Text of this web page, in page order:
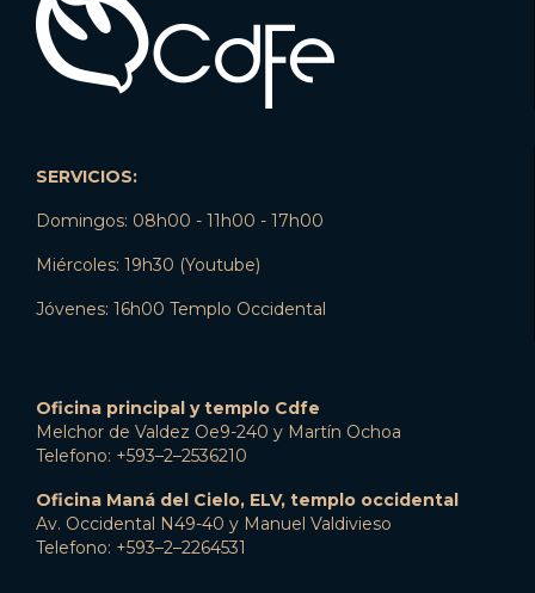
SERVICIOS:
Domingos: 08h00 - 11h00 - 17h00
Miércoles: 19h30 (Youtube)
Jóvenes: 16h00 Templo Occidental
Oficina principal y templo Cdfe
Melchor de Valdez Oe9-240 y Martín Ochoa
Telefono: +593–2–2536210
Oficina Maná del Cielo, ELV, templo occidental
Av. Occidental N49-40 y Manuel Valdivieso
Telefono: +593–2–2264531